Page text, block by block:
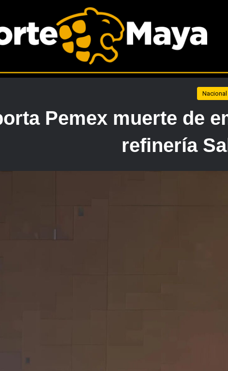
Nacional
Pemex muerte de
refinería